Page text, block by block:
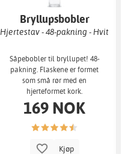
Bryllupsbobler
Hjertestav - 48-pakning - Hvit
Såpebobler til bryllupet! 48-
pakning. Flaskene er formet
som små rør med en
hjerteformet kork.
169 NOK
Kjøp